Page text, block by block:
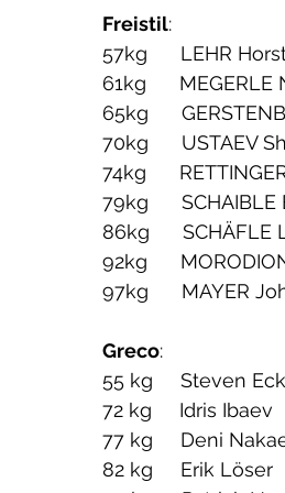
Freistil:
57kg      LEHR
61kg      MEGERLE
65kg
70kg      USTAEV
74kg
79kg      SCHAIBLE
86kg      SCHÄFLE
92kg
97kg      MAYER
Greco:
55 kg     Steven
72 kg     Idris Ibaev
77 kg     Deni
82 kg     Erik Löser